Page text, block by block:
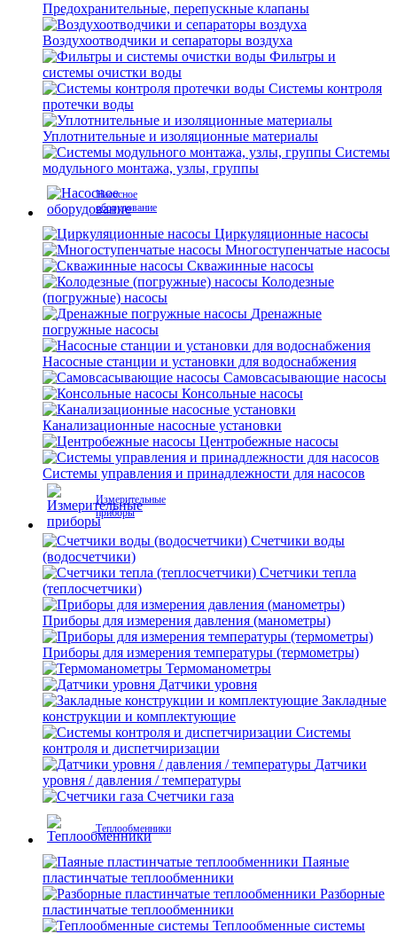
Предохранительные, перепускные клапаны
Воздухоотводчики и сепараторы воздуха
Фильтры и
системы очистки воды
Системы контроля
протечки воды
Уплотнительные и изоляционные материалы
Системы
модульного монтажа, узлы, группы
Насосное
оборудование
Циркуляционные насосы
Многоступенчатые насосы
Скважинные насосы
Колодезные
(погружные) насосы
Дренажные
погружные насосы
Насосные станции и установки для водоснабжения
Самовсасывающие насосы
Консольные насосы
Канализационные насосные установки
Центробежные насосы
Системы управления и принадлежности для насосов
Измерительные
приборы
Счетчики воды
(водосчетчики)
Счетчики тепла
(теплосчетчики)
Приборы для измерения давления (манометры)
Приборы для измерения температуры (термометры)
Термоманометры
Датчики уровня
Закладные
конструкции и комплектующие
Системы
контроля и диспетчиризации
Датчики
уровня / давления / температуры
Счетчики газа
Теплообменники
Паяные
пластинчатые теплообменники
Разборные
пластинчатые теплообменники
Теплообменные системы